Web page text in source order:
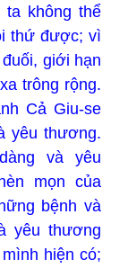
không thể
thứ được; vì
giới hạn
trông rộng.
Cả Giu-se
yêu thương.
và yêu
mọn của
bệnh và
yêu thương
hiện có;